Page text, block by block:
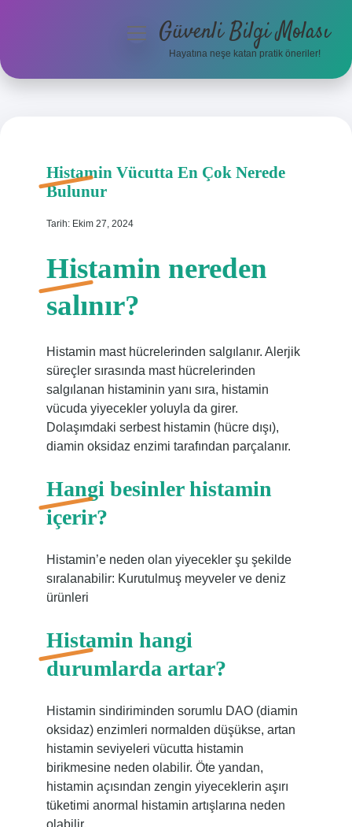
Anasayfa
Hakkımızda
menüyüGüvenli Bilgi Molası
Hayatına neşe katan pratik öneriler!
Histamin Vücutta En Çok Nerede
Bulunur
Tarih: Ekim 27, 2024
Histamin nereden
salınır?
Histamin mast hücrelerinden salgılanır. Alerjik
süreçler sırasında mast hücrelerinden
salgılanan histaminin yanı sıra, histamin
vücuda yiyecekler yoluyla da girer.
Dolaşımdaki serbest histamin (hücre dışı),
diamin oksidaz enzimi tarafından parçalanır.
Hangi besinler histamin
içerir?
Histamin’e neden olan yiyecekler şu şekilde
sıralanabilir: Kurutulmuş meyveler ve deniz
ürünleri
Histamin hangi
durumlarda artar?
Histamin sindiriminden sorumlu DAO (diamin
oksidaz) enzimleri normalden düşükse, artan
histamin seviyeleri vücutta histamin
birikmesine neden olabilir. Öte yandan,
histamin açısından zengin yiyeceklerin aşırı
tüketimi anormal histamin artışlarına neden
olabilir.